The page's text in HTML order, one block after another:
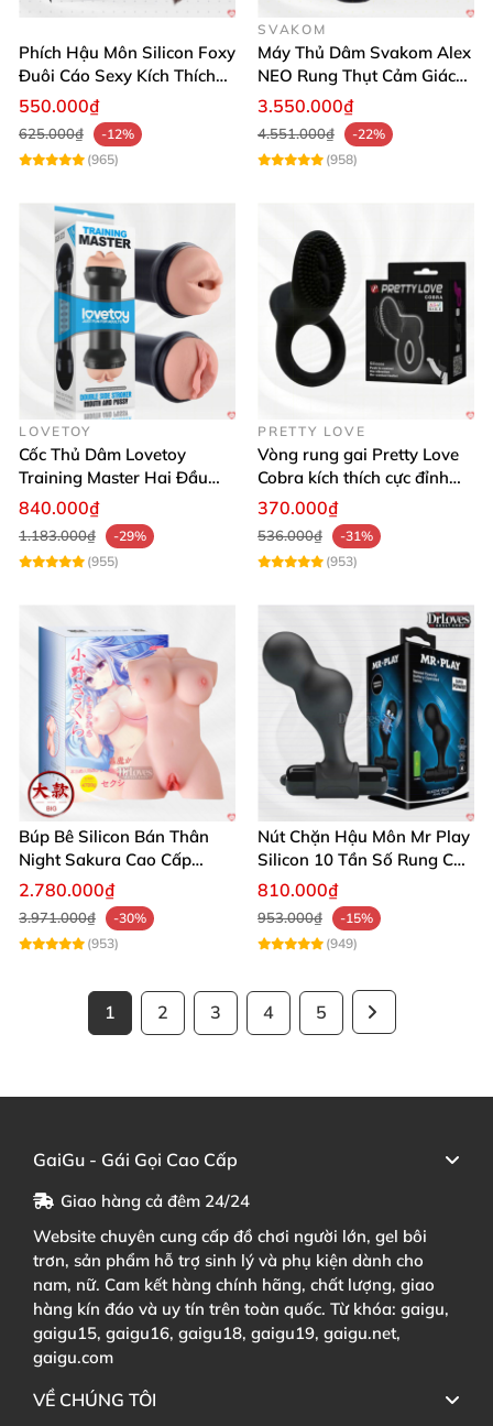
Phích Hậu Môn Silicon Foxy
Đuôi Cáo Sexy Kích Thích
Đỉnh Cao
550.000₫
625.000₫
-12%
(965)
SVAKOM
Máy Thủ Dâm Svakom Alex
NEO Rung Thụt Cảm Giác
Thật, App Điều Khiển
3.550.000₫
4.551.000₫
-22%
(958)
LOVETOY
Cốc Thủ Dâm Lovetoy
Training Master Hai Đầu
Siêu Thật, Tăng Khoái Cảm
840.000₫
1.183.000₫
-29%
(955)
PRETTY LOVE
Vòng rung gai Pretty Love
Cobra kích thích cực đỉnh
trải nghiệm
370.000₫
536.000₫
-31%
(953)
Búp Bê Silicon Bán Thân
Night Sakura Cao Cấp
Rung Đa Chức Năng
2.780.000₫
3.971.000₫
-30%
(953)
Nút Chặn Hậu Môn Mr Play
Silicon 10 Tần Số Rung Cao
Cấp
810.000₫
953.000₫
-15%
(949)
1 2 3 4 5
GaiGu - Gái Gọi Cao Cấp
Giao hàng cả đêm 24/24
Website chuyên cung cấp đồ chơi người lớn, gel bôi
trơn, sản phẩm hỗ trợ sinh lý và phụ kiện dành cho
nam, nữ. Cam kết hàng chính hãng, chất lượng, giao
hàng kín đáo và uy tín trên toàn quốc. Từ khóa: gaigu,
gaigu15, gaigu16, gaigu18, gaigu19, gaigu.net,
gaigu.com
VỀ CHÚNG TÔI